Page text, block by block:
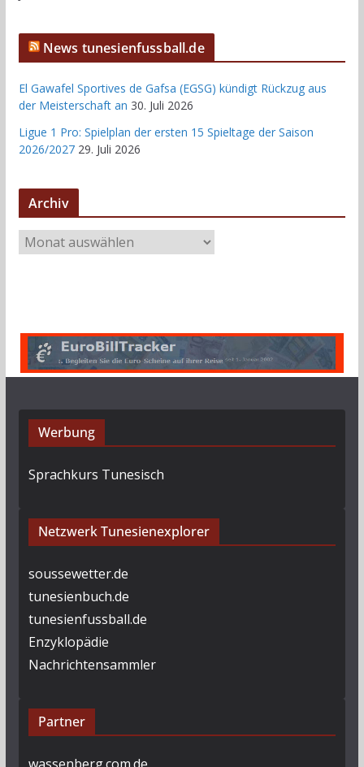
News tunesienfussball.de
El Gawafel Sportives de Gafsa (EGSG) kündigt Rückzug aus
der Meisterschaft an 30. Juli 2026
Ligue 1 Pro: Spielplan der ersten 15 Spieltage der Saison
2026/2027 29. Juli 2026
Archiv
r
Werbung
Sprachkurs Tunesisch
Netzwerk Tunesienexplorer
soussewetter.de
tunesienbuch.de
tunesienfussball.de
Enzyklopädie
Nachrichtensammler
Partner